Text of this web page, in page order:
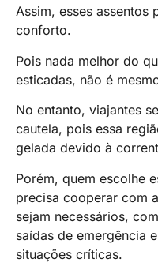
Assim, esses assentos
conforto.
Pois nada melhor do
esticadas, não é
No entanto, viajantes
cautela, pois essa
gelada devido à
Porém, quem escolhe
precisa cooperar com
sejam necessários,
saídas de emergência
situações críticas.